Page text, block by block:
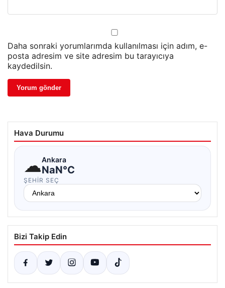
Daha sonraki yorumlarımda kullanılması için adım, e-
posta adresim ve site adresim bu tarayıcıya
kaydedilsin.
Hava Durumu
☁Ankara
NaN°C
ŞEHIR SEÇ
Bizi Takip Edin